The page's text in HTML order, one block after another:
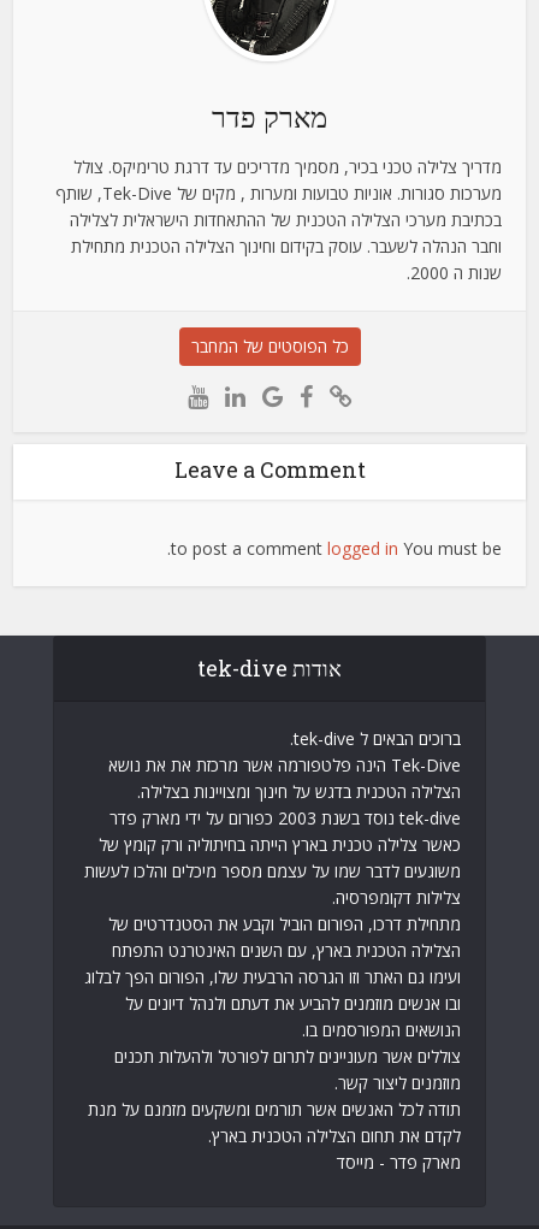
מארק פדר
מדריך צלילה טכני בכיר, מסמיך מדריכים עד דרגת טרימיקס. צולל
מערכות סגורות. אוניות טבועות ומערות , מקים של Tek-Dive, שותף
בכתיבת מערכי הצלילה הטכנית של ההתאחדות הישראלית לצלילה
וחבר הנהלה לשעבר. עוסק בקידום וחינוך הצלילה הטכנית מתחילת
שנות ה 2000.
כל הפוסטים של המחבר
Leave a Comment
You must be
logged in
to post a comment.
אודות tek-dive
ברוכים הבאים ל tek-dive.
Tek-Dive הינה פלטפורמה אשר מרכזת את את נושא
הצלילה הטכנית בדגש על חינוך ומצויינות בצלילה.
tek-dive נוסד בשנת 2003 כפורום על ידי מארק פדר
כאשר צלילה טכנית בארץ הייתה בחיתוליה ורק קומץ של
משוגעים לדבר שמו על עצמם מספר מיכלים והלכו לעשות
צלילות דקומפרסיה.
מתחילת דרכו, הפורום הוביל וקבע את הסטנדרטים של
הצלילה הטכנית בארץ, עם השנים האינטרנט התפתח
ועימו גם האתר וזו הגרסה הרבעית שלו, הפורום הפך לבלוג
ובו אנשים מוזמנים להביע את דעתם ולנהל דיונים על
הנושאים המפורסמים בו.
צוללים אשר מעוניינים לתרום לפורטל ולהעלות תכנים
מוזמנים ליצור קשר.
תודה לכל האנשים אשר תורמים ומשקעים מזמנם על מנת
לקדם את תחום הצלילה הטכנית בארץ.
מארק פדר - מייסד